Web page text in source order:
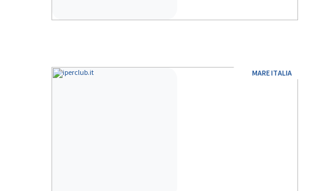
MARE ITALIA